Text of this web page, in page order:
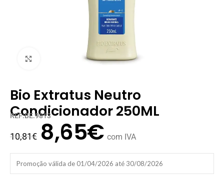
Clique para ampliar
Bio Extratus Neutro
Condicionador 250ML
REF:BE.9813
10,81€ 8,65€ com IVA
Promoção válida de 01/04/2026 até 30/08/2026